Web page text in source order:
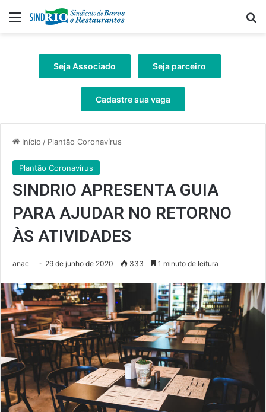
Menu
Seja Associado Seja parceiro
Cadastre sua vaga
Início / Plantão Coronavírus
Plantão Coronavírus
SINDRIO APRESENTA GUIA
PARA AJUDAR NO RETORNO
ÀS ATIVIDADES
anac 29 de junho de 2020 333 1 minuto de leitura